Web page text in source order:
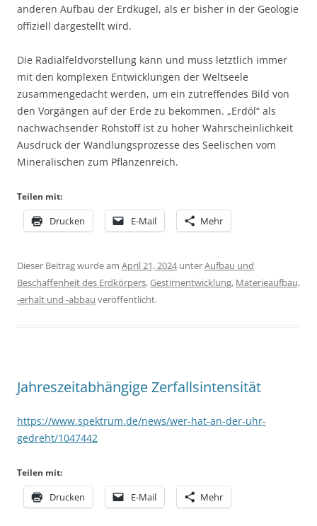
anderen Aufbau der Erdkugel, als er bisher in der Geologie
offiziell dargestellt wird.
Die Radialfeldvorstellung kann und muss letztlich immer
mit den komplexen Entwicklungen der Weltseele
zusammengedacht werden, um ein zutreffendes Bild von
den Vorgängen auf der Erde zu bekommen. „Erdöl“ als
nachwachsender Rohstoff ist zu hoher Wahrscheinlichkeit
Ausdruck der Wandlungsprozesse des Seelischen vom
Mineralischen zum Pflanzenreich.
Teilen mit:
Drucken E-Mail Mehr
Dieser Beitrag wurde am April 21, 2024unterAufbau und
Beschaffenheit des Erdkörpers,Gestirnentwicklung, Materieaufbau,
-erhalt und -abbau veröffentlicht.
Jahreszeitabhängige Zerfallsintensität
https://www.spektrum.de/news/wer-hat-an-der-uhr-
gedreht/1047442
Teilen mit:
Drucken E-Mail Mehr